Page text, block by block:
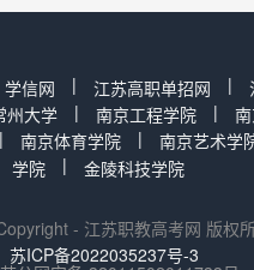
学信网 | 江苏高职单招网 |
州大学 | 南京工程学院 |
| 南京体育学院 | 南京艺术学
学院
| 金陵科技学院
- 江苏职教高考网 版权
苏ICP备2022035237号-3